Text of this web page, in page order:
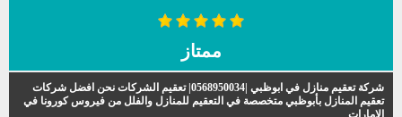
ممتاز
شركة تعقيم منازل في ابوظبي |0568950034| تعقيم الشركات نحن افضل شركات
تعقيم المنازل بأبوظبي متخصصة في التعقيم للمنازل والفلل من فيروس كورونا في